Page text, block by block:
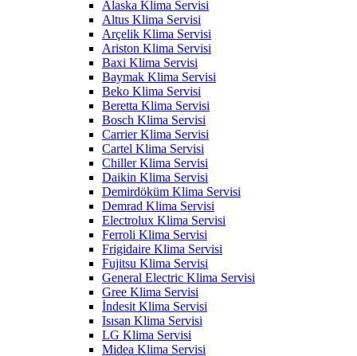
Alaska Klima Servisi
Altus Klima Servisi
Arçelik Klima Servisi
Ariston Klima Servisi
Baxi Klima Servisi
Baymak Klima Servisi
Beko Klima Servisi
Beretta Klima Servisi
Bosch Klima Servisi
Carrier Klima Servisi
Cartel Klima Servisi
Chiller Klima Servisi
Daikin Klima Servisi
Demirdöküm Klima Servisi
Demrad Klima Servisi
Electrolux Klima Servisi
Ferroli Klima Servisi
Frigidaire Klima Servisi
Fujitsu Klima Servisi
General Electric Klima Servisi
Gree Klima Servisi
İndesit Klima Servisi
Isısan Klima Servisi
LG Klima Servisi
Midea Klima Servisi